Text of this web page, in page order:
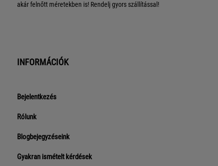
akár felnőtt méretekben is! Rendelj gyors szállítással!
INFORMÁCIÓK
Bejelentkezés
Rólunk
Blogbejegyzéseink
Gyakran ismételt kérdések